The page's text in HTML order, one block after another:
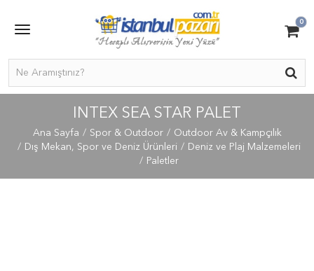
0
INTEX SEA STAR PALET
Ana Sayfa Spor & Outdoor
Outdoor Av & Kampçılık
Dış Mekan, Spor ve Deniz Ürünleri
Deniz ve Plaj Malzemeleri
Paletler